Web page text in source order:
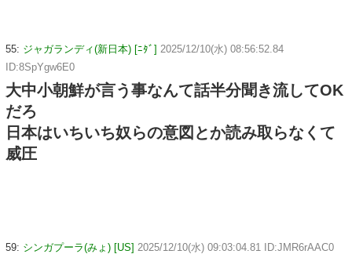
55: ジャガランディ(新日本) [ﾆﾀﾞ] 2025/12/10(水) 08:56:52.84
ID:8SpYgw6E0
大中小朝鮮が言う事なんて話半分聞き流してOK
だろ
日本はいちいち奴らの意図とか読み取らなくて
威圧
59: シンガプーラ(みょ) [US] 2025/12/10(水) 09:03:04.81 ID:JMR6rAAC0